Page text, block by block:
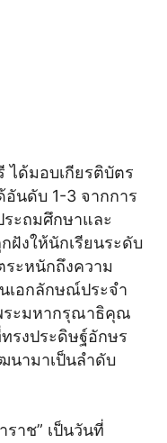
ได้มอบเกียรติบัตร
อันดับ 1-3 จากการ
ะถมศึกษาและ
ฝังให้นักเรียนระดับ
ะหนักถึงความ
เอกลักษณ์ประจำ
ระมหากรุณาธิคุณ
รงประดิษฐ์อักษร
นามาเป็นลำดับ
าช” เป็นวันที่